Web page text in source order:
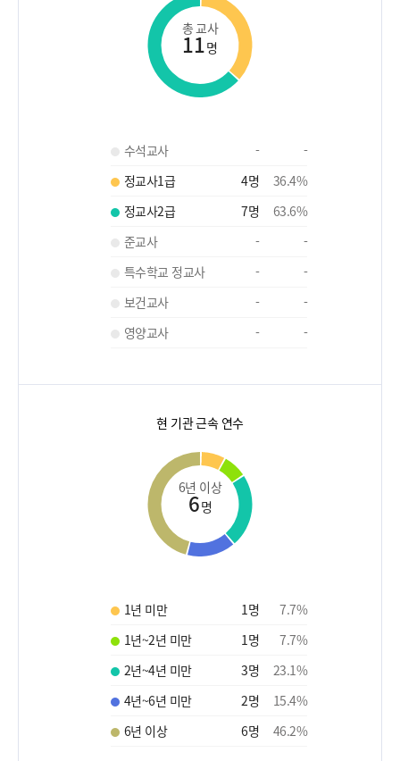
총 교사
11명
수석교사 -
-
정교사1급
4명 36.4%
정교사2급
7명 63.6%
준교사
-
-
특수학교 정교사
-
-
보건교사
-
-
영양교사
- -
현 기관 근속 연수
6년 이상
6명
1년 미만 1명 7.7%
1년~2년 미만
1명 7.7%
2년~4년 미만
3명 23.1%
4년~6년 미만
2명 15.4%
6년 이상
6명 46.2%